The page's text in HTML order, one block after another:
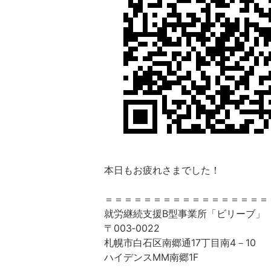
本日もお疲れさまでした！
＝＝＝＝＝＝＝＝＝＝＝＝＝＝＝＝
就労継続支援B型事業所「ビリーブ」
〒003‐0022
札幌市白石区南郷通17丁目南4－10
ハイデンスMM南郷1F